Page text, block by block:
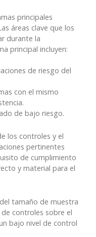
principales
áreas clave que los
durante la
principal incluyen:
de riesgo del
con el mismo
de bajo riesgo.
los controles y el
pertinentes
de cumplimiento
y material para el
tamaño de muestra
controles sobre el
bajo nivel de control